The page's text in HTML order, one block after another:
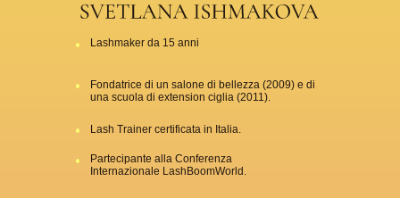
Lashmaker da 15 anni
Fondatrice di un salone di bellezza (2009) e di
una scuola di extension ciglia (2011).
Lash Trainer certificata in Italia.
Partecipante alla Conferenza
Internazionale LashBoomWorld.